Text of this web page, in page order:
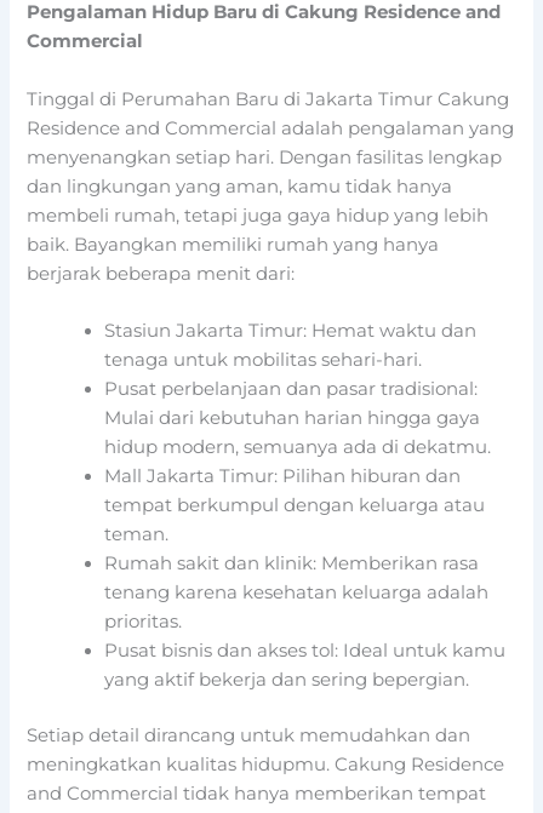
Pengalaman Hidup Baru di Cakung Residence and
Commercial
Tinggal di Perumahan Baru di Jakarta Timur Cakung
Residence and Commercial adalah pengalaman yang
menyenangkan setiap hari. Dengan fasilitas lengkap
dan lingkungan yang aman, kamu tidak hanya
membeli rumah, tetapi juga gaya hidup yang lebih
baik. Bayangkan memiliki rumah yang hanya
berjarak beberapa menit dari:
Stasiun Jakarta Timur: Hemat waktu dan
tenaga untuk mobilitas sehari-hari.
Pusat perbelanjaan dan pasar tradisional:
Mulai dari kebutuhan harian hingga gaya
hidup modern, semuanya ada di dekatmu.
Mall Jakarta Timur: Pilihan hiburan dan
tempat berkumpul dengan keluarga atau
teman.
Rumah sakit dan klinik: Memberikan rasa
tenang karena kesehatan keluarga adalah
prioritas.
Pusat bisnis dan akses tol: Ideal untuk kamu
yang aktif bekerja dan sering bepergian.
Setiap detail dirancang untuk memudahkan dan
meningkatkan kualitas hidupmu. Cakung Residence
and Commercial tidak hanya memberikan tempat